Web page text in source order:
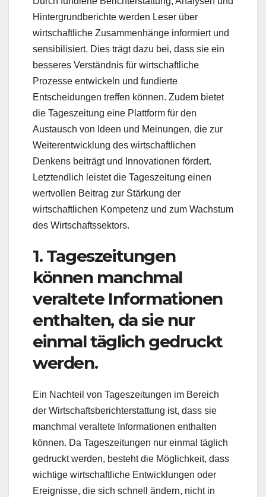
Hintergrundberichte werden Leser über
wirtschaftliche Zusammenhänge informiert und
sensibilisiert. Dies trägt dazu bei, dass sie ein
besseres Verständnis für wirtschaftliche
Prozesse entwickeln und fundierte
Entscheidungen treffen können. Zudem bietet
die Tageszeitung eine Plattform für den
Austausch von Ideen und Meinungen, die zur
Weiterentwicklung des wirtschaftlichen
Denkens beiträgt und Innovationen fördert.
Letztendlich leistet die Tageszeitung einen
wertvollen Beitrag zur Stärkung der
wirtschaftlichen Kompetenz und zum Wachstum
des Wirtschaftssektors.
1. Tageszeitungen
können manchmal
veraltete Informationen
enthalten, da sie nur
einmal täglich gedruckt
werden.
Ein Nachteil von Tageszeitungen im Bereich
der Wirtschaftsberichterstattung ist, dass sie
manchmal veraltete Informationen enthalten
können. Da Tageszeitungen nur einmal täglich
gedruckt werden, besteht die Möglichkeit, dass
wichtige wirtschaftliche Entwicklungen oder
Ereignisse, die sich schnell ändern, nicht in